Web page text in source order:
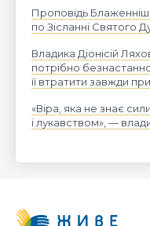
Проповідь
по Зісланні Святого
Владика Діонісій
потрібно
її втратити завжди
«Віра, яка не знає
і лукавством», —